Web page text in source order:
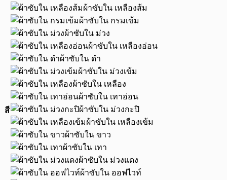
สี
ผ้าซับใน เหลืองส้ม
ผ้าซับใน กรมเข้ม
ผ้าซับใน ม่วง
ผ้าซับใน เหลืองอ่อน
ผ้าซับใน ดำ
ผ้าซับใน ม่วงเข้ม
ผ้าซับใน เหลือง
ผ้าซับใน เทาอ่อน
ผ้าซับใน ม่วงกะปิ
ผ้าซับใน เหลืองเข้ม
ผ้าซับใน ขาว
ผ้าซับใน เทา
ผ้าซับใน ม่วงแดง
ผ้าซับใน ออฟไวท์